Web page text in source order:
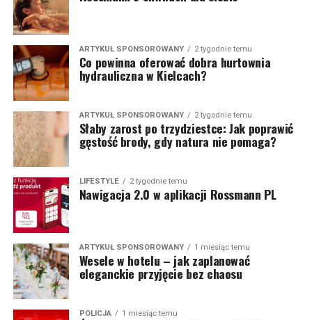
ARTYKUŁ SPONSOROWANY 2 tygodnie temu
Co powinna oferować dobra hurtownia
hydrauliczna w Kielcach?
ARTYKUŁ SPONSOROWANY 2 tygodnie temu
Słaby zarost po trzydziestce: Jak poprawić
gęstość brody, gdy natura nie pomaga?
LIFESTYLE 2 tygodnie temu
Nawigacja 2.0 w aplikacji Rossmann PL
ARTYKUŁ SPONSOROWANY 1 miesiąc temu
Wesele w hotelu – jak zaplanować
eleganckie przyjęcie bez chaosu
POLICJA 1 miesiąc temu